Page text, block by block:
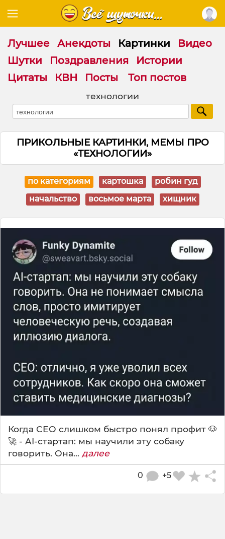
Лучшее Анекдоты Картинки
Видео
Шутки
Поздравления
Истории
Цитаты
КВН Посты Топ постов
технологии
ПРИКОЛЬНЫЕ КАРТИНКИ, МЕМЫ ПРО
«ТЕХНОЛОГИИ»
по категориям картошка
робин гуд
начальство
восьмое марта хищник
Когда CEO слишком быстро понял профит 🐶
🚀 - AI-стартап: мы научили эту собаку
говорить. Она... далее
+5
0